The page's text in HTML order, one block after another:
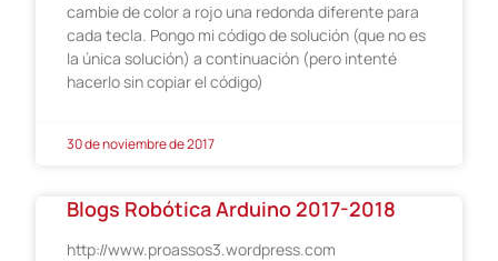
cambie de color a rojo una redonda diferente para
cada tecla. Pongo mi código de solución (que no es
la única solución) a continuación (pero intenté
hacerlo sin copiar el código)
30 de noviembre de 2017
Blogs Robótica Arduino 2017-2018
http://www.proassos3.wordpress.com